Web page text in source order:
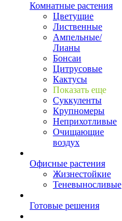
Комнатные растения
Цветущие
Лиственные
Ампельные/
Лианы
Бонсаи
Цитрусовые
Кактусы
Показать еще
Суккуленты
Крупномеры
Неприхотливые
Очищающие
воздух
Офисные растения
Жизнестойкие
Теневыносливые
Готовые решения